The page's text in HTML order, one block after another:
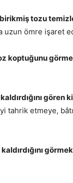
tozu
uzun ömre işaret
koptuğunu
gören
tahrik etmeye,